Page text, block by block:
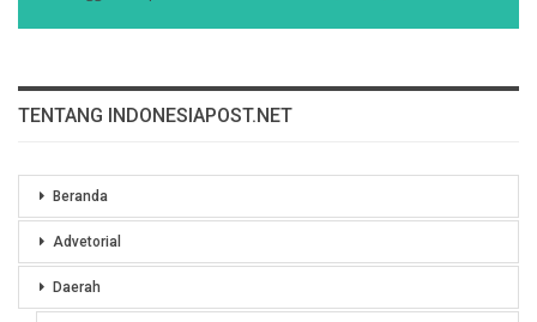
TENTANG INDONESIAPOST.NET
Beranda
Advetorial
Daerah